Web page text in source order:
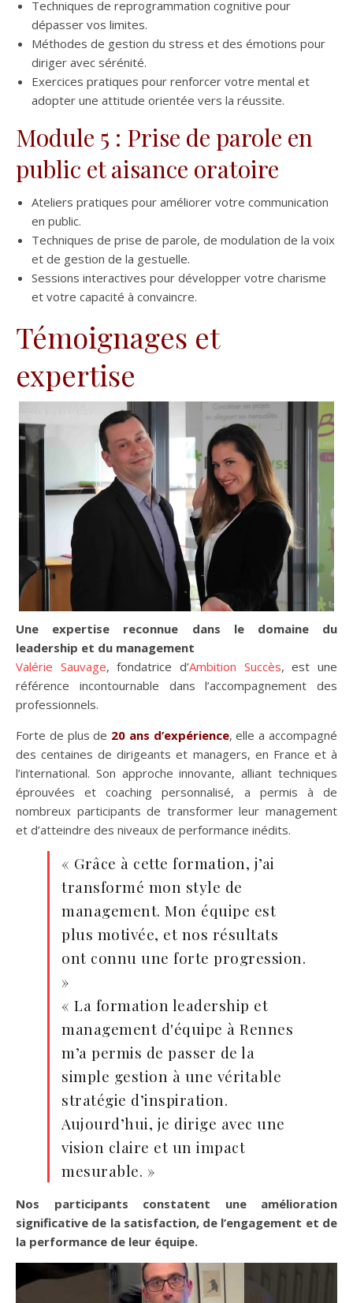
Techniques de reprogrammation cognitive pour
dépasser vos limites.
Méthodes de gestion du stress et des émotions pour
diriger avec sérénité.
Exercices pratiques pour renforcer votre mental et
adopter une attitude orientée vers la réussite.
Module 5 : Prise de parole en
public et aisance oratoire
Ateliers pratiques pour améliorer votre communication
en public.
Techniques de prise de parole, de modulation de la voix
et de gestion de la gestuelle.
Sessions interactives pour développer votre charisme
et votre capacité à convaincre.
Témoignages et
expertise
Une expertise reconnue dans le domaine du
leadership et du management
Valérie Sauvage, fondatrice d’Ambition Succès, est une
référence incontournable dans l’accompagnement des
professionnels.
Forte de plus de 20 ans d’expérience, elle a accompagné
des centaines de dirigeants et managers, en France et à
l’international. Son approche innovante, alliant techniques
éprouvées et coaching personnalisé, a permis à de
nombreux participants de transformer leur management
et d’atteindre des niveaux de performance inédits.
« Grâce à cette formation, j’ai
transformé mon style de
management. Mon équipe est
plus motivée, et nos résultats
ont connu une forte progression.
»
« La formation leadership et
management d'équipe à Rennes
m’a permis de passer de la
simple gestion à une véritable
stratégie d’inspiration.
Aujourd’hui, je dirige avec une
vision claire et un impact
mesurable. »
Nos participants constatent une amélioration
significative de la satisfaction, de l’engagement et de
la performance de leur équipe.